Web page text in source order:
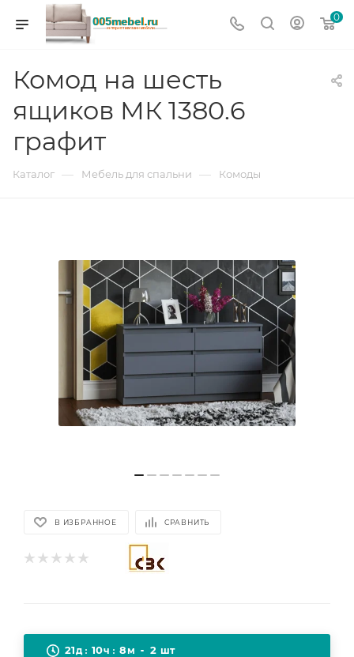
0
Комод на шесть
ящиков МК 1380.6
графит
Каталог — Мебель для спальни — Комоды
В ИЗБРАННОЕ СРАВНИТЬ
21д 10ч 8м 2 шт